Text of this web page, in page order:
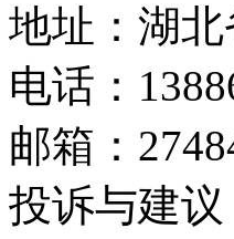
地址：湖
电话：
邮箱：
投诉与建议